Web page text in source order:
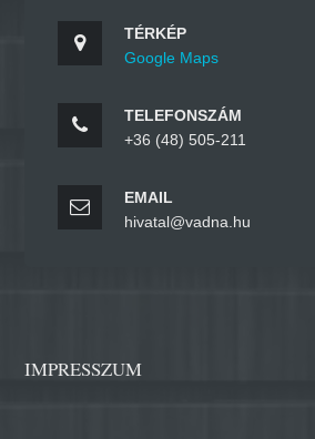
TÉRKÉP
Google Maps
TELEFONSZÁM
+36 (48) 505-211
EMAIL
hivatal@vadna.hu
IMPRESSZUM